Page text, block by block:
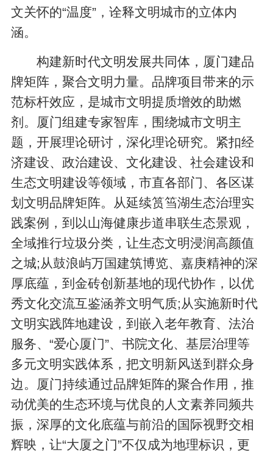
文关怀的“温度”，诠释文明城市的立体内
涵。
构建新时代文明发展共同体，厦门建品
牌矩阵，聚合文明力量。品牌项目带来的示
范标杆效应，是城市文明提质增效的助燃
剂。厦门组建专家智库，围绕城市文明主
题，开展理论研讨，深化理论研究。紧扣经
济建设、政治建设、文化建设、社会建设和
生态文明建设等领域，市直各部门、各区谋
划文明品牌矩阵。从延续筼筜湖生态治理实
践案例，到以山海健康步道串联生态景观，
全域推行垃圾分类，让生态文明浸润高颜值
之城;从鼓浪屿万国建筑博览、嘉庚精神的深
厚底蕴，到金砖创新基地的现代协作，以优
秀文化交流互鉴涵养文明气质;从实施新时代
文明实践阵地建设，到嵌入老年教育、法治
服务、“爱心厦门”、书院文化、基层治理等
多元文明实践体系，把文明新风送到群众身
边。厦门持续通过品牌矩阵的聚合作用，推
动优美的生态环境与优良的人文素养同频共
振，深厚的文化底蕴与前沿的国际视野交相
辉映，让“大厦之门”不仅成为地理标识，更